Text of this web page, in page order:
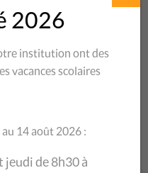
2026
institution ont des
vacances scolaires
14 août 2026 :
jeudi de 8h30 à